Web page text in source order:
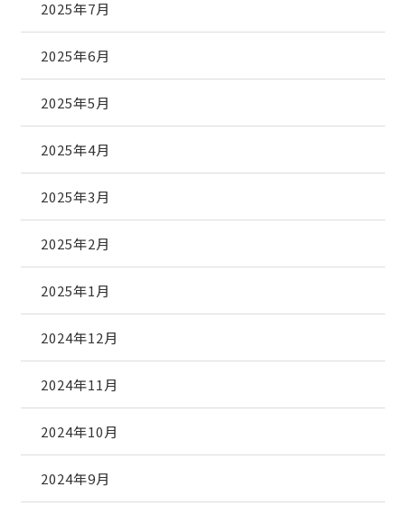
2025年7月
2025年6月
2025年5月
2025年4月
2025年3月
2025年2月
2025年1月
2024年12月
2024年11月
2024年10月
2024年9月